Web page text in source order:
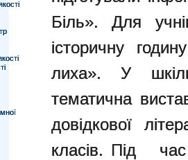
Біль». Для
історичну
лиха». У
тематична
довідкової
класів. Під час